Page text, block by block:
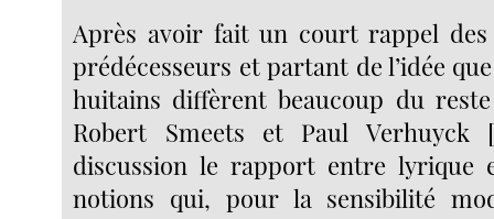
Après avoir fait un court rappel
prédécesseurs et partant de l’idée
huitains diffèrent beaucoup du
Robert Smeets et Paul Verhuyck
discussion le rapport entre lyrique
notions qui, pour la sensibilité